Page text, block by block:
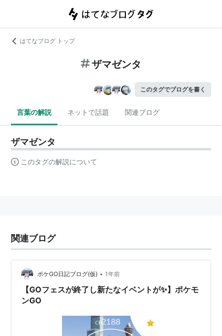
はてなブログ トップ
ザマゼンタ
このタグでブログを書く
言葉の解説 ネットで話題 関連ブログ
ザマゼンタ
このタグの解説について
関連ブログ
ポケGO日記ブログ(仮) • 1年前
【GOフェスが終了し新たなイベントが✨】ポケモ
ンGO